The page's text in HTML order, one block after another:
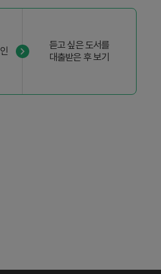
듣고 싶은 도서를
대출받은 후 보기